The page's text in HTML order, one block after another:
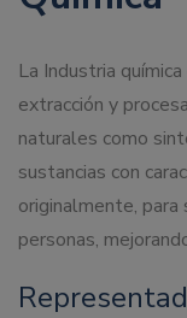
La Industria
extracción y
naturales como
sustancias con
originalmente,
personas,